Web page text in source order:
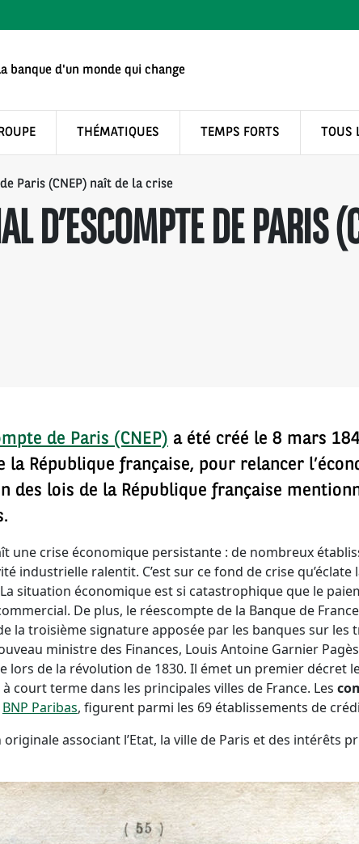
banque d'un monde qui change
THÉMATIQUES TEMPS FORTS TOUS
Paris (CNEP) naît de la crise
D’ESCOMPTE DE PARIS
de Paris (CNEP) a été créé le 8 mars
République française, pour relancer
des lois de la République française
une crise économique persistante : de nombreux
industrielle ralentit. C’est sur ce fond de crise
situation économique est si catastrophique que le
De plus, le réescompte de la Banque de
la troisième signature apposée par les banques sur les
ministre des Finances, Louis Antoine Garnier
lors de la révolution de 1830. Il émet un premier décret
court terme dans les principales villes de France. Les
BNP Paribas, figurent parmi les 69 établissements de
associant l’Etat, la ville de Paris et des intérêts